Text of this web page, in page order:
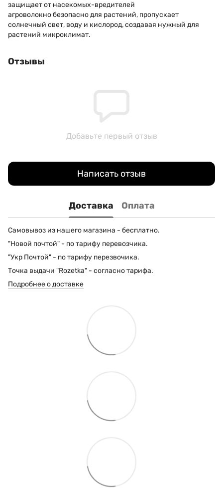
защищает от насекомых-вредителей
агроволокно безопасно для растений, пропускает
солнечный свет, воду и кислород, создавая нужный для
растений микроклимат.
Отзывы
Добавьте первый отзыв
Написать отзыв
Доставка Оплата
Самовывоз из нашего магазина - бесплатно.
"Новой почтой" - по тарифу перевозчика.
"Укр Почтой" - по тарифу перезвочика.
Точка выдачи "Rozetka" - согласно тарифа.
Подробнее о доставке